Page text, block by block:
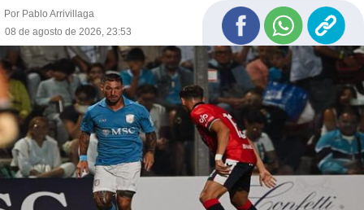
Por Pablo Arrivillaga
08 de agosto de 2026, 23:53